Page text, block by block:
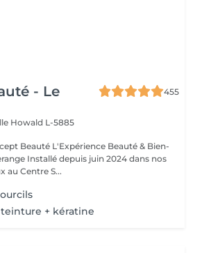
- Le
455
Howald L-5885
Beauté & Bien-
Installé depuis juin 2024 dans nos
au Centre S...
+ kératine